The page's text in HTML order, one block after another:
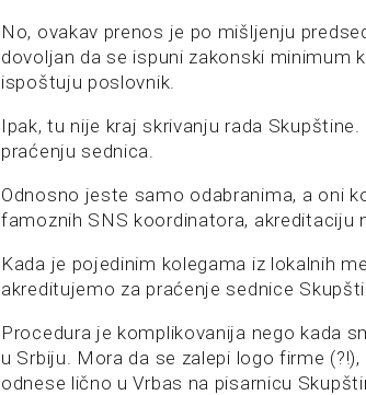
No, ovakav prenos je po mišljenju
dovoljan da se ispuni zakonski minimum
ispoštuju poslovnik.
Ipak, tu nije kraj skrivanju rada
praćenju sednica.
Odnosno jeste samo odabranima, a oni
famoznih SNS koordinatora, akreditaciju
Kada je pojedinim kolegama iz lokalnih
akreditujemo za praćenje sednice
Procedura je komplikovanija nego kada
u Srbiju. Mora da se zalepi logo firme
odnese lično u Vrbas na pisarnicu